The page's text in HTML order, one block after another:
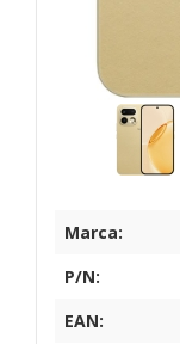
Marca:
P/N:
EAN: